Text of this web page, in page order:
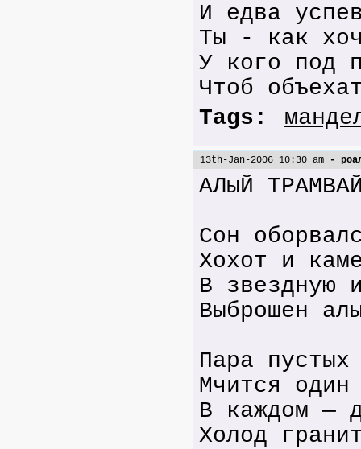
И едва
Ты - как
У кого под
Чтоб
Tags:
13th-Jan-2006 10:30 am -
АЛыЙ
Сон
Хохот и
В звездную
Выброшен
Пара пустых
Мчится
В каждом —
Холод